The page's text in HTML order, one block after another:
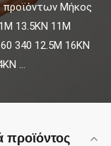
προϊόντων Μήκος
13.5KN 11M
340 12.5M 16KN
...
προϊόντος